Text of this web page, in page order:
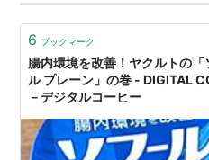
コンビニを使うことが多い
6 ブックマーク
腸内環境を改善！ヤクルトの「
ル プレーン」の巻 - DIGITAL
－デジタルコーヒー